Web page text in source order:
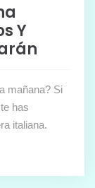
Y
mañana? Si
has
italiana.